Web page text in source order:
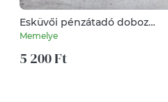
Esküvői pénzátadó doboz
kísérőkártyával
Memelye
5 200 Ft